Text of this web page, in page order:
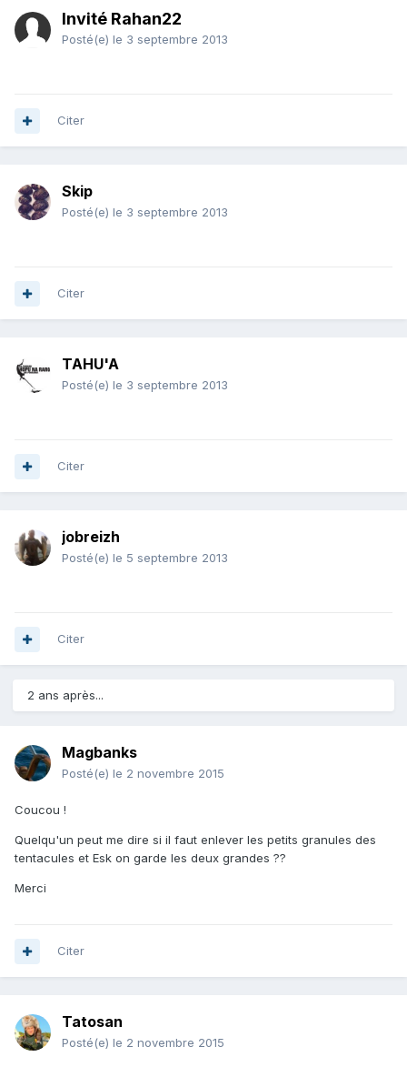
Invité Rahan22
Posté(e) le 3 septembre 2013
Citer
Skip
Posté(e) le 3 septembre 2013
Citer
TAHU'A
Posté(e) le 3 septembre 2013
Citer
jobreizh
Posté(e) le 5 septembre 2013
Citer
2 ans après...
Magbanks
Posté(e) le 2 novembre 2015
Coucou !
Quelqu'un peut me dire si il faut enlever les petits granules des
tentacules et Esk on garde les deux grandes ??
Merci
Citer
Tatosan
Posté(e) le 2 novembre 2015